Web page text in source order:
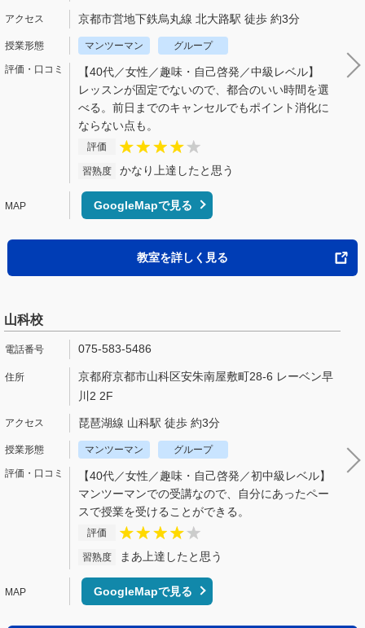
京都市営地下鉄烏丸線 北大路駅 徒歩 約3分
マンツーマン グループ
【40代／女性／趣味・自己啓発／中級レベル】
レッスンが固定でないので、都合のいい時間を選
べる。前日までのキャンセルでもポイント消化に
ならない点も。
評価
習熟度 かなり上達したと思う
GoogleMapで見る
教室を詳しく見る
山科校
075-583-5486
京都府京都市山科区安朱南屋敷町28‐6 レーベン早
川2 2F
琵琶湖線 山科駅 徒歩 約3分
マンツーマン グループ
【40代／女性／趣味・自己啓発／初中級レベル】
マンツーマンでの受講なので、自分にあったペー
スで授業を受けることができる。
評価
習熟度 まあ上達したと思う
GoogleMapで見る